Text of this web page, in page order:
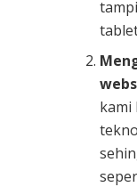
kami